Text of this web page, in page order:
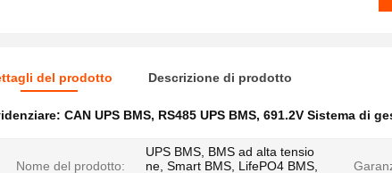
del prodotto Descrizione di prodotto
CAN UPS BMS, RS485 UPS BMS, 691.2V Sistema di
Nome del prodotto:
UPS BMS, BMS ad alta tensio
ne, Smart BMS, LifePO4 BMS,